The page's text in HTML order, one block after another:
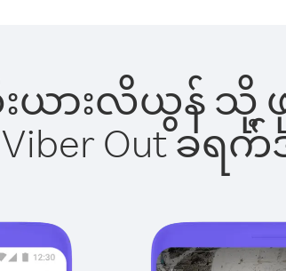
စီးယားလိယွန်
Out ခရ